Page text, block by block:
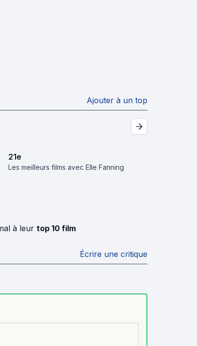
Ajouter à un top
21e
Les meilleurs films avec Elle Fanning
à leur top 10 film
Écrire une critique